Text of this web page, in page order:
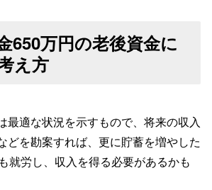
650万円の老後資金に
え方
最適な状況を示すもので、将来の収入
どを勘案すれば、更に貯蓄を増やした
就労し、収入を得る必要があるかも